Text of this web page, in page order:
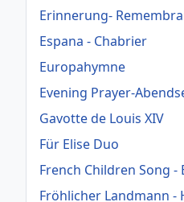
Erinnerung-
Espana - Chabrier
Europahymne
Evening Prayer-
Gavotte de Louis XIV
Für Elise Duo
French Children Song -
Fröhlicher Landmann -